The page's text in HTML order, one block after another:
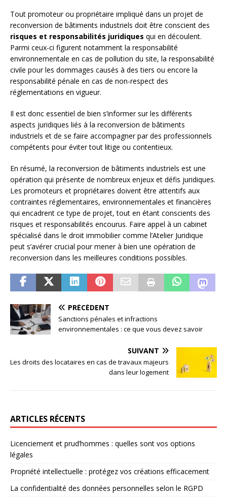
Tout promoteur ou propriétaire impliqué dans un projet de
reconversion de bâtiments industriels doit être conscient des
risques et responsabilités juridiques qui en découlent.
Parmi ceux-ci figurent notamment la responsabilité
environnementale en cas de pollution du site, la responsabilité
civile pour les dommages causés à des tiers ou encore la
responsabilité pénale en cas de non-respect des
réglementations en vigueur.
Il est donc essentiel de bien s’informer sur les différents
aspects juridiques liés à la reconversion de bâtiments
industriels et de se faire accompagner par des professionnels
compétents pour éviter tout litige ou contentieux.
En résumé, la reconversion de bâtiments industriels est une
opération qui présente de nombreux enjeux et défis juridiques.
Les promoteurs et propriétaires doivent être attentifs aux
contraintes réglementaires, environnementales et financières
qui encadrent ce type de projet, tout en étant conscients des
risques et responsabilités encourus. Faire appel à un cabinet
spécialisé dans le droit immobilier comme l’Atelier Juridique
peut s’avérer crucial pour mener à bien une opération de
reconversion dans les meilleures conditions possibles.
PRÉCÉDENT
Sanctions pénales et infractions
environnementales : ce que vous devez savoir
SUIVANT
Les droits des locataires en cas de travaux majeurs
dans leur logement
ARTICLES RÉCENTS
Licenciement et prud’hommes : quelles sont vos options
légales
Propriété intellectuelle : protégez vos créations efficacement
La confidentialité des données personnelles selon le RGPD